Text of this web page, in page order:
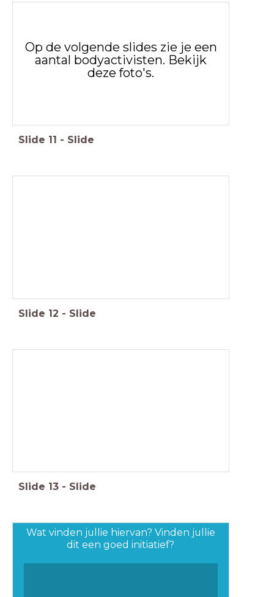
Op de volgende slides zie je een
aantal bodyactivisten. Bekijk
deze foto's.
Slide 11 - Slide
Slide 12 - Slide
Slide 13 - Slide
Wat vinden jullie hiervan? Vinden jullie
dit een goed initiatief?